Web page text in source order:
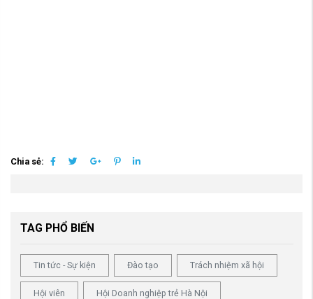
Chia sẻ:
TAG PHỔ BIẾN
Tin tức - Sự kiện Đào tạo Trách nhiệm xã hội
Hội viên Hội Doanh nghiệp trẻ Hà Nội